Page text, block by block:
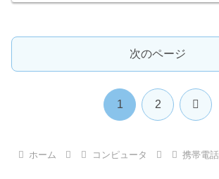
次のページ
1 2 次
ホーム コンピュータ 携帯電話